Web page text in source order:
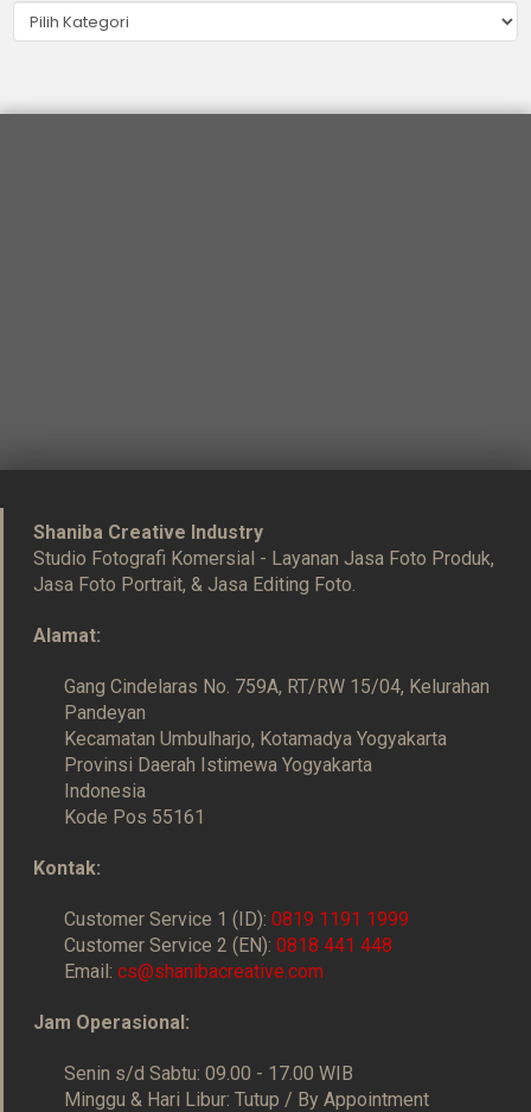
Kategori
Shaniba Creative Industry
Studio Fotografi Komersial - Layanan Jasa Foto Produk,
Jasa Foto Portrait, & Jasa Editing Foto.
Alamat:
Gang Cindelaras No. 759A, RT/RW 15/04, Kelurahan
Pandeyan
Kecamatan Umbulharjo, Kotamadya Yogyakarta
Provinsi Daerah Istimewa Yogyakarta
Indonesia
Kode Pos 55161
Kontak:
Customer Service 1 (ID):0819 1191 1999
Customer Service 2 (EN):0818 441 448
Email:cs@shanibacreative.com
Jam Operasional:
Senin s/d Sabtu: 09.00 - 17.00 WIB
Minggu & Hari Libur: Tutup / By Appointment